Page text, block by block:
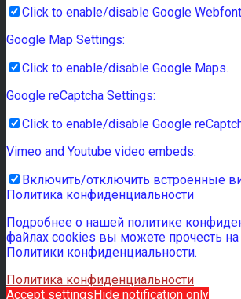
Click to enable/disable Google
Google Map Settings:
Click to enable/disable Google Maps.
Google reCaptcha Settings:
Click to enable/disable Google
Vimeo and Youtube video embeds:
Включить/отключить встроенные
Политика конфиденциальности
Подробнее о нашей политике
файлах cookies вы можете прочесть на
Политики конфиденциальности.
Политика конфиденциальности
Accept settingsHide notification only